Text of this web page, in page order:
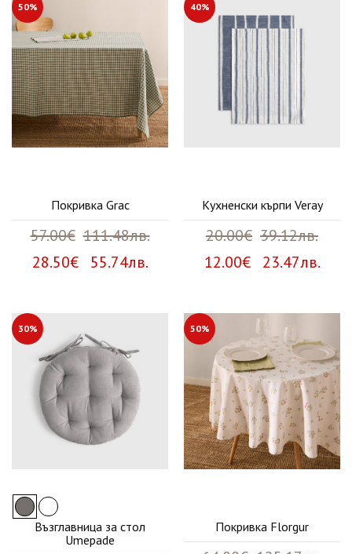
50%
Покривка Grac
57.00€ 111.48лв.
28.50€ 55.74лв.
40%
Кухненски кърпи Veray
20.00€ 39.12лв.
12.00€ 23.47лв.
30%
Възглавница за стол
Umepade
50%
Покривка Florgur